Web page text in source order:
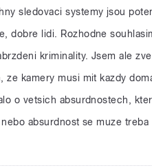
sledovaci systemy jsou
dobre lidi. Rozhodne
kriminality. Jsem ale
ze kamery musi mit kazdy
o vetsich absurdnostech,
absurdnost se muze